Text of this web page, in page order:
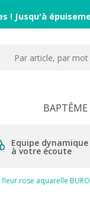
! Jusqu'à
BAPTÊME
Equipe dynamique
à votre écoute
fleur rose aquarelle